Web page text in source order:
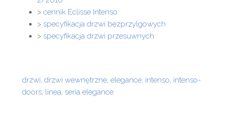
> cennik Eclisse Intenso
> specyfikacja drzwi bezprzylgowych
> specyfikacja drzwi przesuwnych
drzwi, drzwi wewnętrzne, elegance, intenso, intenso-
doors, linea, seria elegance